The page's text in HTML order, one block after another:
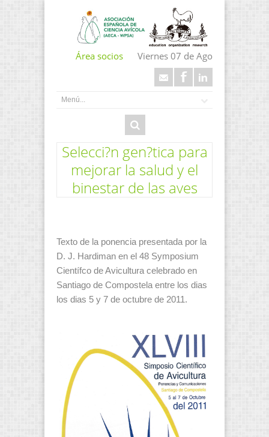
Área socios Viernes 07 de Ago
Selecci?n gen?tica para
mejorar la salud y el
binestar de las aves
Texto de la ponencia presentada por la
D. J. Hardiman en el 48 Symposium
Científco de Avicultura celebrado en
Santiago de Compostela entre los dias
los dias 5 y 7 de octubre de 2011.